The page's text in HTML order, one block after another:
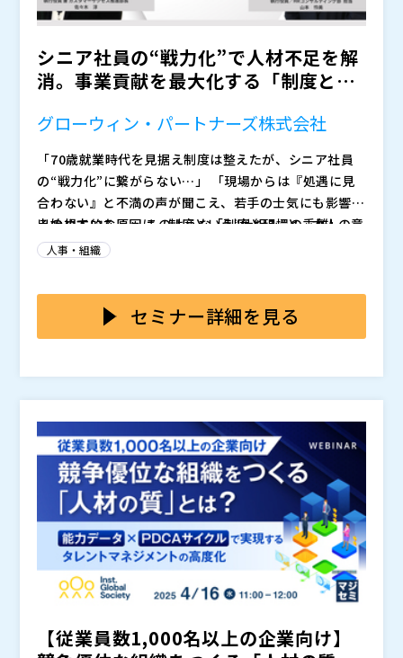
子 氏
【登壇者】 日本アイ・ビー・エム株式会社 人事 人
事部長／Market HRP 荒川 真実 氏
【登壇者】 日本アイ・ビー・エム株式会社 テクノロ
ジー事業本部 Data Platform Technical Specialist
長田 栞 氏
日本アイ・ビー・エム株式会社（）
EYストラテジー・アンド・コンサルティング株式会社
（）
株式会社オープンソース活用研究所（）
マジセミ株式会社（
れる可能性があります。
シニア社員の“戦力化”で人材不足を解
消。事業貢献を最大化する「制度と意
グローウィン・パートナーズ株式会社
「70歳就業時代を見据え制度は整えたが、シニア社員
の“戦力化”に繋がらない…」 「現場からは『処遇に見
合わない』と不満の声が聞こえ、若手の士気にも影響が
出始めている…」 このような「制度と現場の乖離」
に、多くの人事部長・担当者様が頭を悩ませています。
その根本的な原因は、制度という“仕組み”と、本人の意
識や周囲の関わり方という“働きかけ”が連動していない
な「制度設計」と「意識改革（ソフト施策）」の連動設
計に焦点を当てます。
いう経営課題を解決に導くために、具体的な事例を交え
ながら、明日から使える実践的手法をご紹介します。
無料（事前申込制）
zoomによるオンライン配信となります。お申込された
方には、開催前日までにセミナーの参加URLをメールに
てお送りいたします。メールが届かない場合は、迷惑メ
ールフォルダに受信されていないかご確認頂き、
知らせください。同業他社、および個人の方のご参加は
お断りさせて頂く場合がございますので、予めご了承く
ださい。
シニアを“組織を牽引する人材”へと再生させる役割・報
酬・評価制度 ミドルシニア社員の戦力化は企業経営に
とって避けて通れない必須課題です。 しかし、多くの
企業で再雇用は「延命措置」と化し、従来の「60歳ま
で」を基準に設計された等級・報酬・評価制度の限界
が、ミドルシニア社員のモチベーション低下や組織硬直
を生んでいます。 本講演では再雇用制度を経営戦略と
す実践的なアプローチを紹介します。
ミドルシニア層の支援においては、制度の整備だけでは
十分とは言えません。 制度の本来の意図が現場に正し
く伝わり、個人が納得して選び取れる環境があってこ
そ、制度は仕組みとして機能します。 本講演では、制
ア層の理解と活用を促すためのソフト施策の設計と実践
グローウィン・パートナーズ株式会社（）
株式会社オープンソース活用研究所（）
人事・組織
セミナー詳細を見る
【従業員数1,000名以上の企業向け】